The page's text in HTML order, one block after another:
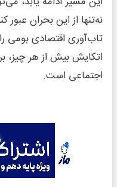
نه‌تنها از این بحران عبور
تاب‌آوری اقتصادی بومی
اتکایش بیش از هر چیز،
اجتماعی است.